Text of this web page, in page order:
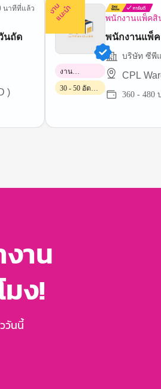
นาทีที่แล้ว
)
ง
า
น
แ
น
ะ
นำ พนักงานแพ็คสิ
พนักงานแพ็
บริษัท ซีพี
CPL
360 - 480
งาน
พาร์ทไทม์
30 - 50 อัตรา/
าน
มง!
วันนี้